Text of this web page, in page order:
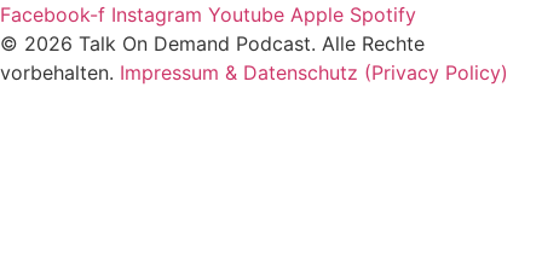
Facebook-f Instagram Youtube Apple Spotify
© 2026 Talk On Demand Podcast. Alle Rechte
vorbehalten. Impressum & Datenschutz (Privacy Policy)